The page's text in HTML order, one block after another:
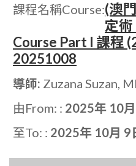
課程名稱Course:(澳
定術
Course Part I 課程
20251008
導師: Zuzana Suzan,
由From: : 2025年 10月
至To: : 2025年 10月 9